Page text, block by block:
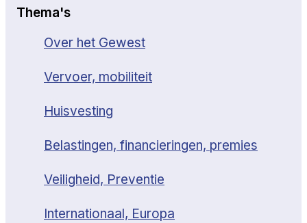
Thema's
Over het Gewest
Vervoer, mobiliteit
Huisvesting
Belastingen, financieringen, premies
Veiligheid, Preventie
Internationaal, Europa